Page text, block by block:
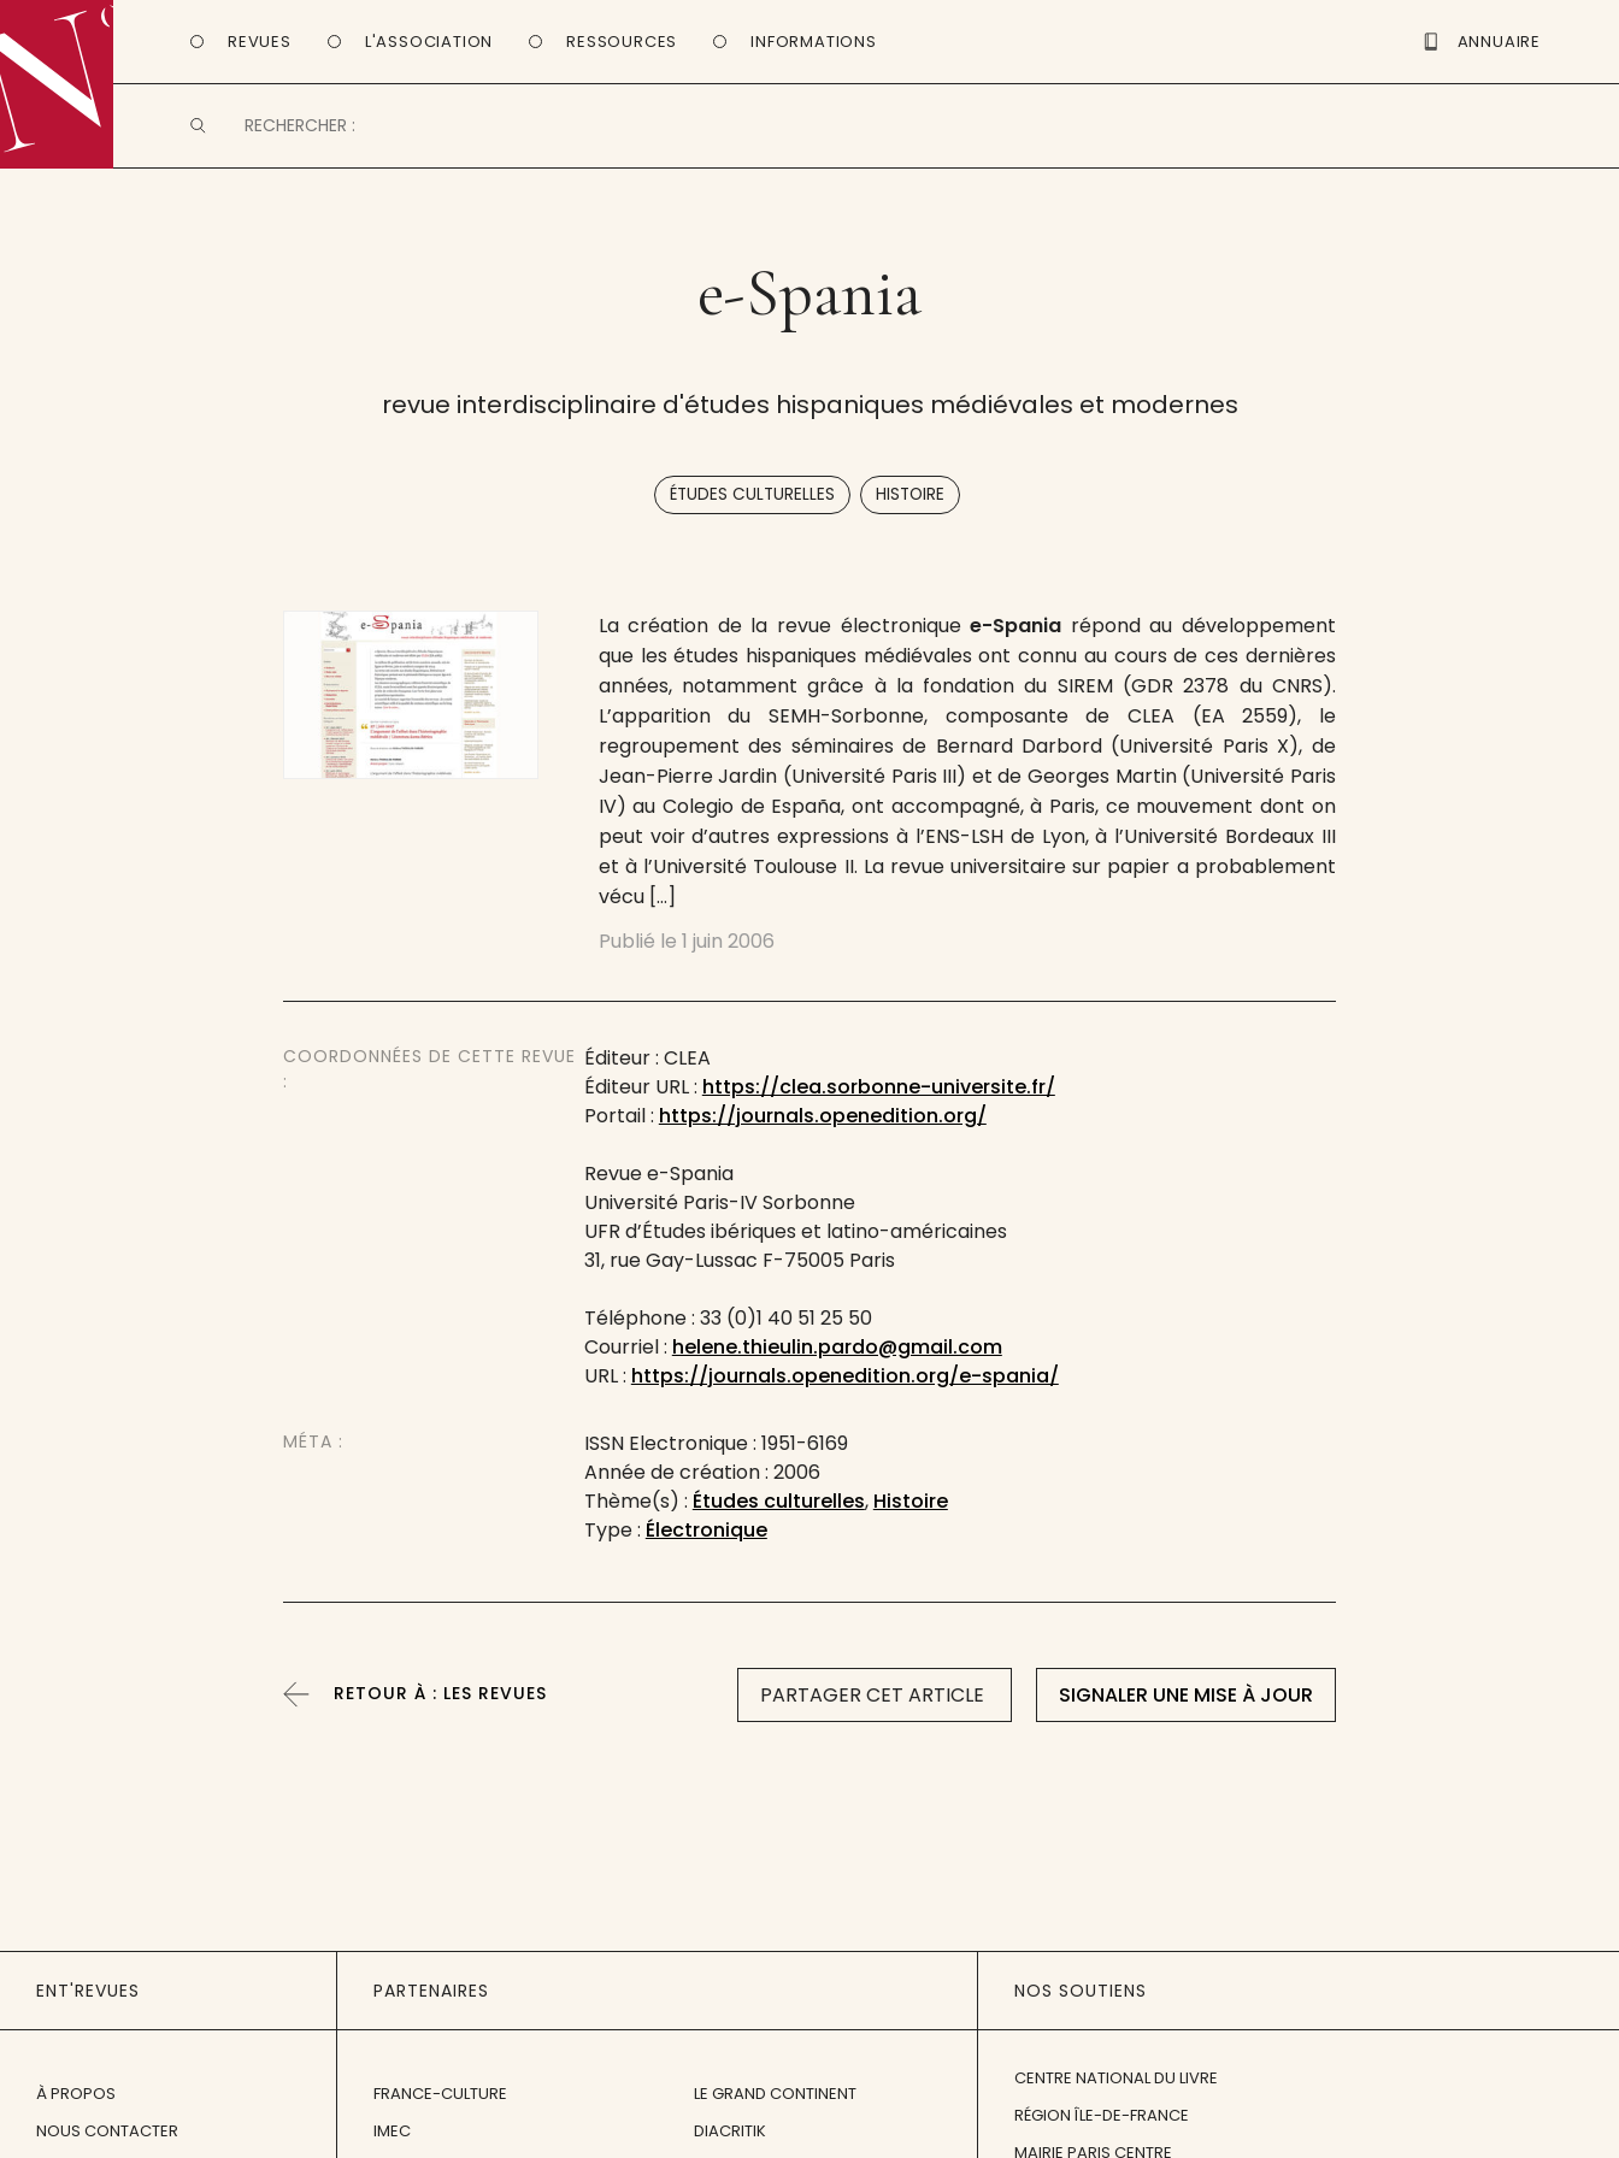
REVUES L'ASSOCIATION RESSOURCES INFORMATIONS ANNUAIRE
e-Spania
revue interdisciplinaire d'études hispaniques médiévales et modernes
ÉTUDES CULTURELLES HISTOIRE
La création de la revue électroniquee-Spania répond au développement
que les études hispaniques médiévales ont connu au cours de ces dernières
années, notamment grâce à la fondation du SIREM (GDR 2378 du CNRS).
L’apparition du SEMH-Sorbonne, composante de CLEA (EA 2559), le
regroupement des séminaires de Bernard Darbord (Université Paris X), de
Jean-Pierre Jardin (Université Paris III) et de Georges Martin (Université Paris
IV) au Colegio de España, ont accompagné, à Paris, ce mouvement dont on
peut voir d’autres expressions à l’ENS-LSH de Lyon, à l’Université Bordeaux III
et à l’Université Toulouse II. La revue universitaire sur papier a probablement
vécu […]
Publié le 1 juin 2006
COORDONNÉES DE CETTE REVUE
:
Éditeur : CLEA
Éditeur URL : https://clea.sorbonne-universite.fr/
Portail : https://journals.openedition.org/
Revue e-Spania
Université Paris-IV Sorbonne
UFR d’Études ibériques et latino-américaines
31, rue Gay-Lussac F-75005 Paris
Téléphone : 33 (0)1 40 51 25 50
Courriel : helene.thieulin.pardo@gmail.com
URL : https://journals.openedition.org/e-spania/
MÉTA :
ISSN Electronique : 1951-6169
Année de création : 2006
Thème(s) : Études culturelles, Histoire
Type : Électronique
PARTAGER CET ARTICLE SIGNALER UNE MISE À JOUR
RETOUR À : LES REVUES
ENT'REVUES
À PROPOS
NOUS CONTACTER
PARTENAIRES
FRANCE-CULTURE
IMEC
LE GRAND CONTINENT
DIACRITIK
NOS SOUTIENS
CENTRE NATIONAL DU LIVRE
RÉGION ÎLE-DE-FRANCE
MAIRIE PARIS CENTRE